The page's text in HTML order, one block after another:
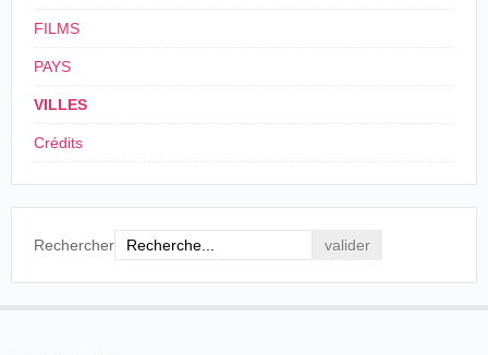
FILMS
PAYS
VILLES
Crédits
Rechercher